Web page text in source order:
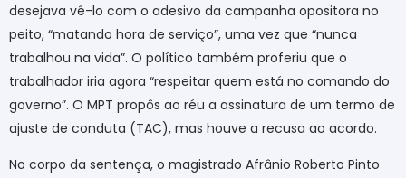
desejava vê-lo com o adesivo da campanha opositora no
peito, “matando hora de serviço”, uma vez que “nunca
trabalhou na vida”. O político também proferiu que o
trabalhador iria agora “respeitar quem está no comando do
governo”. O MPT propôs ao réu a assinatura de um termo de
ajuste de conduta (TAC), mas houve a recusa ao acordo.
No corpo da sentença, o magistrado Afrânio Roberto Pinto